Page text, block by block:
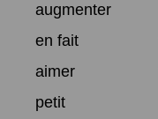
augmenter
en fait
aimer
petit